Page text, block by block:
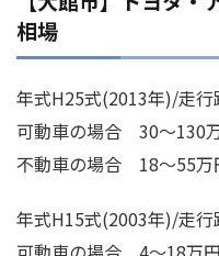
相場
年式H25式(2013年)/走行
可動車の場合 30～130
不動車の場合 18～55万
年式H15式(2003年)/走行